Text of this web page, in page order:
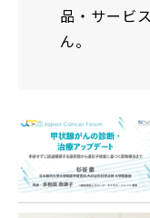
品・サービ
ん。